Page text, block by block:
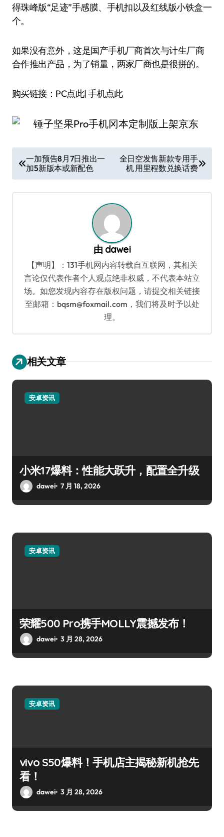
得珠峰版“足迹”手感膜、手机扣以及红线版小铁盒一
个。
如果没有意外，这是国产手机厂商首次与计生厂商
合作推出产品，为了销量，两家厂商也是很拼的。
购买链接：PC点此| 手机点此
章
导
一加预告8月7日推出一
加5新版本或新配色
全日空发售新款专用手
机 用里程数兑换话费
由 dawei
【声明】：131手机网内容转载自互联网，其相关
言论仅代表作者个人观点绝非权威，不代表本站立
场。如您发现内容存在版权问题，请提交相关链接
至邮箱：bqsm@foxmail.com，我们将及时予以处
理。
相关文章
安卓资讯
小米17爆料：性能大跃升，配置全升级
dawei 7 月 18, 2026
安卓资讯
荣耀500 Pro携手MOLLY震撼发布！
dawei 3 月 28, 2026
安卓资讯
vivo S50爆料！手机店主揭秘新机抢先
看！
dawei 3 月 28, 2026